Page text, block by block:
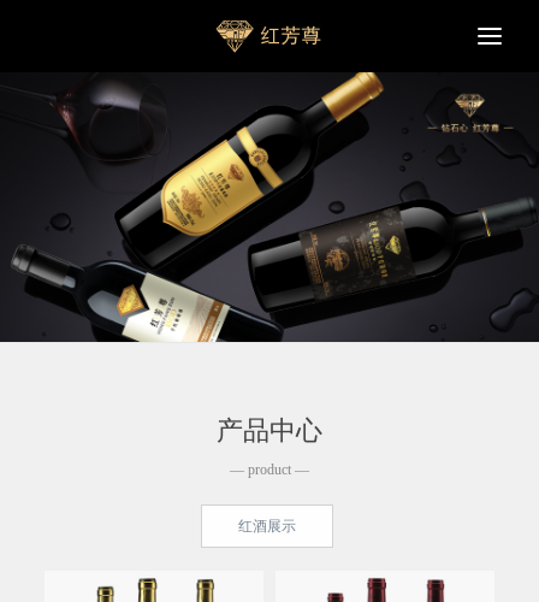
产品中心
— product —
红酒展示